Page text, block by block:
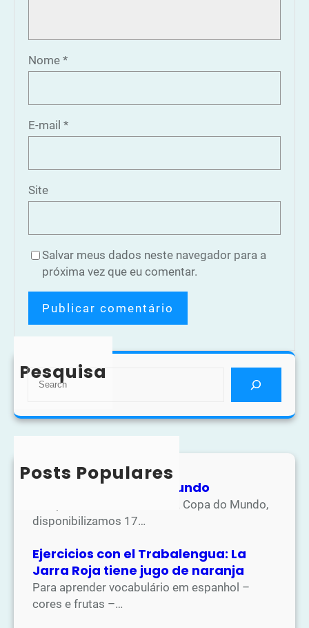
Nome *
E-mail *
Site
Salvar meus dados neste navegador para a
próxima vez que eu comentar.
Pesquisa
S
r
Posts Populares
Atividades Copa do Mundo
Na apostila de atividades da Copa do Mundo,
disponibilizamos 17…
Ejercicios con el Trabalengua: La
Jarra Roja tiene jugo de naranja
Para aprender vocabulário em espanhol –
cores e frutas –…